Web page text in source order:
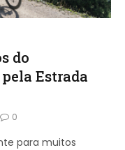
do
Estrada
0
para muitos